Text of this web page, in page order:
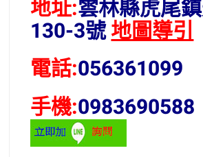
地址:雲林縣虎尾
130-3號地圖導引
電話:056361099
手機:0983690588